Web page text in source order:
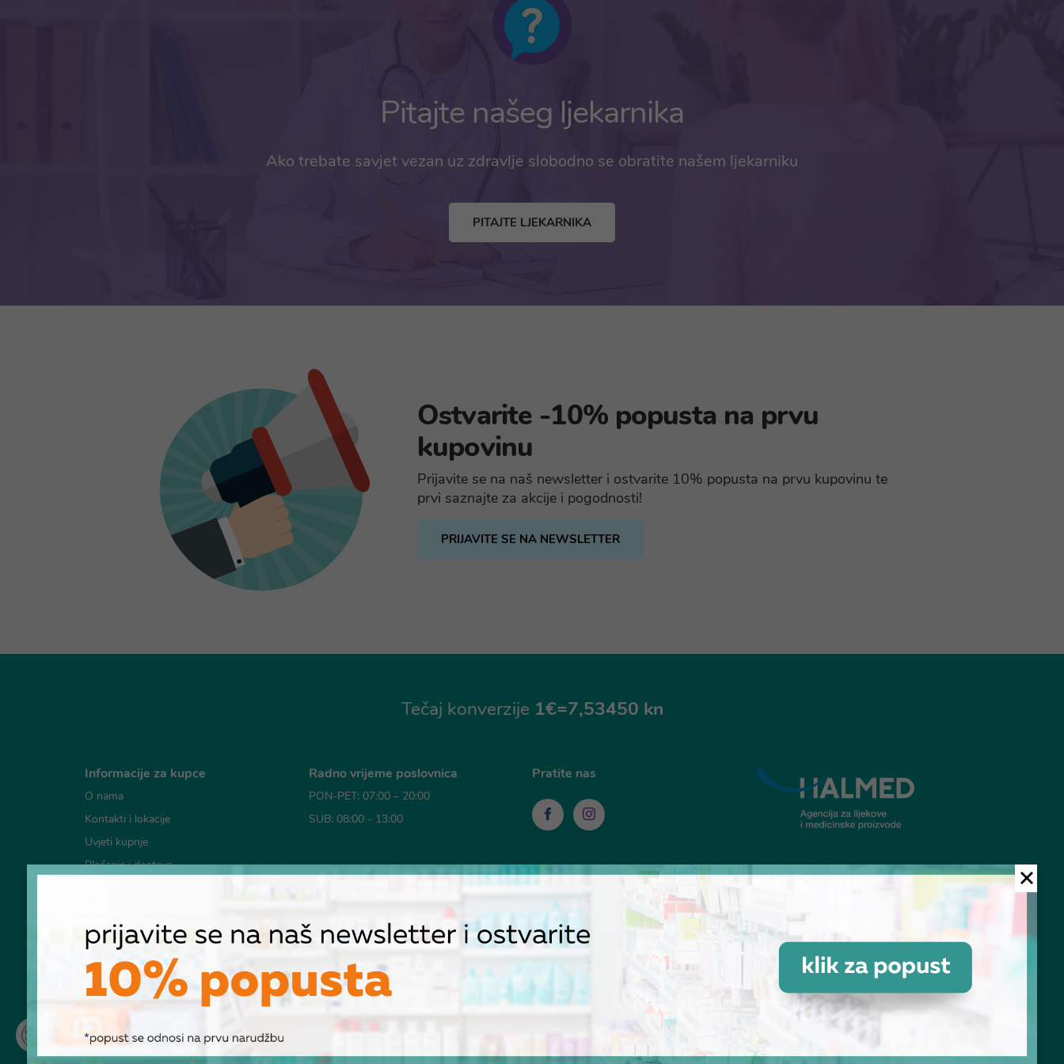
Pitajte našeg ljekarnika
Ako trebate savjet vezan uz zdravlje slobodno se obratite našem ljekarniku
PITAJTE LJEKARNIKA
Ostvarite -10% popusta na prvu
kupovinu
Prijavite se na naš newsletter i ostvarite 10% popusta na prvu kupovinu te
prvi saznajte za akcije i pogodnosti!
PRIJAVITE SE NA NEWSLETTER
Tečaj konverzije 1€=7,53450 kn
Informacije za kupce
O nama
Kontakti i lokacije
Uvjeti kupnje
Plaćanje i dostava
Pravila privatnosti
RASKID UGOVORA
Radno vrijeme poslovnica
PON-PET: 07:00 – 20:00
SUB: 08:00 - 13:00
Pratite nas
Mogućnosti plaćanja
© Ljekarna Talan 2026